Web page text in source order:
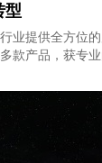
型
业提供全方位
款产品，获专